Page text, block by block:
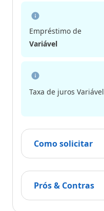
Empréstimo de
Variável
Taxa de juros Variável
Como solicitar
Prós & Contras